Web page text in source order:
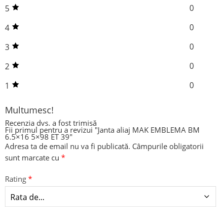
5
0
4
0
3
0
2
0
1
0
Multumesc!
Recenzia dvs. a fost trimisă
Fii primul pentru a revizui "Janta aliaj MAK EMBLEMA BM
6.5×16 5×98 ET 39"
Adresa ta de email nu va fi publicată. Câmpurile obligatorii
sunt marcate cu *
Rating *